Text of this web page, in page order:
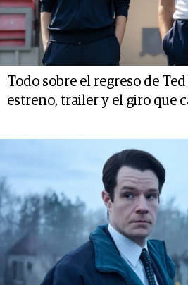
Todo sobre el regreso de
estreno, trailer y el giro que